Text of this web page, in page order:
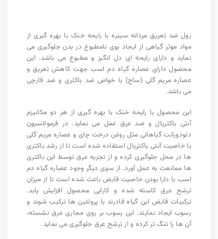
رول ضد تعریق مردانه سینره با رایحه خنک با بهره گیری از
مواد موثر گیاهی از ایجاد بوی نامطبوع در بدن جلوگیری می
نماید و دارای رایحه ای دل انگیز و مطبوع می باشد. این
محصول دارای عصاره گیاه دم اسب جهت کاهش تعریق و
عصاره مریم گلی (ساج) با خواص ضد باکتری و ضد قارچی
می باشد.
این محصول با رایحه خنک با بهره گیری از هر دو مکانیزم
آنتی باکتریال و ضد عرق عمل می نماید. در فرمولاسیون
دئودورانت گیاهانی مثل روغن درخت چای و عصاره مریم گلی
با خاصیت آنتی باکتریال استفاده شده است تا از رشد باکتری
ها در محل جلوگیری کرده و از تجزیه عرق توسط این باکتری
ها ممانعت به عمل آورد. از سوی دیگر وجود عصاره گیاه دم
اسب با دارا بودن خاصیت قابض باعث شده است تا از میزان
ترشح عرق کاسته شده و کارایی محصول افزایش یابد.
ترکیبات قابض این گیاه قادرند با پروتئین ها ترکیب شوند و
رسوب ایجاد نمایند. این رسوب بر روی مجاری عرق نشسته،
آن ها را تنگ تر کرده و از ترشح عرق جلوگیری می نماید.